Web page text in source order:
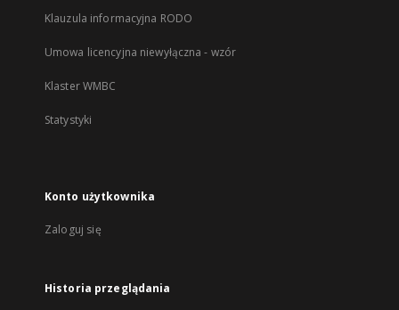
Klauzula informacyjna RODO
Umowa licencyjna niewyłączna - wzór
Klaster WMBC
Statystyki
Konto użytkownika
Zaloguj się
Historia przeglądania